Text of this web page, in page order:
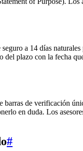
a 14 días
plazo con la fecha
de verificación
en duda. Los
#